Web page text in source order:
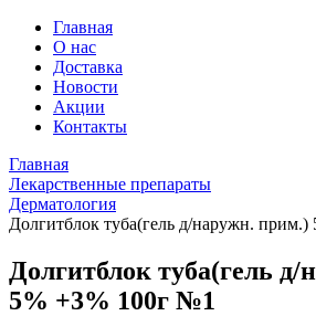
Главная
О нас
Доставка
Новости
Акции
Контакты
Главная
Лекарственные препараты
Дерматология
Долгитблок туба(гель д/наружн. прим.)
Долгитблок туба(гель
5% +3% 100г №1